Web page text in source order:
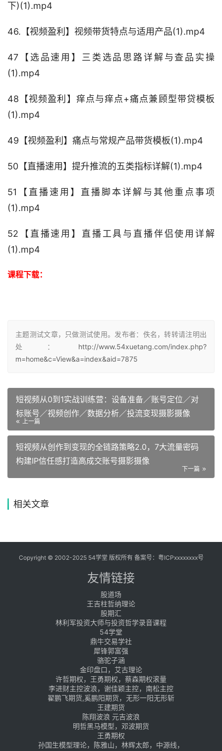
下)(1).mp4
46.【视频盈利】视频带货特点与适用产品(1).mp4
47【选品速用】三类选品思路详解与查品实操
(1).mp4
48【视频盈利】痒点与痒点+痛点兼顾型带贷模板
(1).mp4
49【视频盈利】痛点与常规产品带货模板(1).mp4
50【直播速用】提升推流的五类指标详解(1).mp4
51【直播速用】直播脚本详解与其他重点事项
(1).mp4
52【直播速用】直播工具与直播伴侣使用详解
(1).mp4
课程下载：
主题测试文章，只做测试使用。发布者：佚名，转转请注明出
处： http://www.54xuetang.com/index.php?
m=home&c=View&a=index&aid=7875
短视频从0到1实战训练营：设备准备／账号定位／对
标账号／视频创作／数据分析／投流变现摄影摄像
上一篇
短视频从创作到变现的全链路策略2.0，7大流量密码
构建IP信任感打造高成交账号摄影摄像
下一篇
相关文章
Copyright © 2002-2025 54学堂 版权所有 备案号： 粤ICPxxxxxxxx号
友情链接
股道场
王吉柱哲纳理论
股期汇
林利军投资大师与投资哲学录音课程
54学堂
鼎牛交易学社
犀锋郭富强
骆驼子涵
金印盘口，艾古理论
许哲期权，王勇期权，蔡森期权滚量
李进财主控波浪，谢佳颖主控，南松主控
翟鹏飞期货,奚鹏阳期货，无形一阳无形斩
王建期货
陈翔波浪 元吉波浪
明哲黑马模型，邓波期货
王勇期权
孙国生模型理论，陈雅山，林辉太郎，中源线，